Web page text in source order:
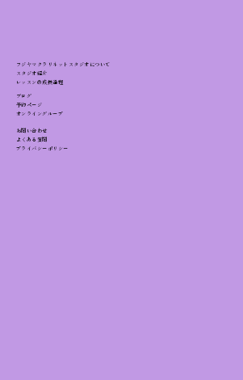
フジヤマクラリネットスタジオについて
スタジオ紹介
レッスンの成長過程
ブログ
予約ページ
オンライングループ
お問い合わせ
よくある質問
プライバシーポリシー